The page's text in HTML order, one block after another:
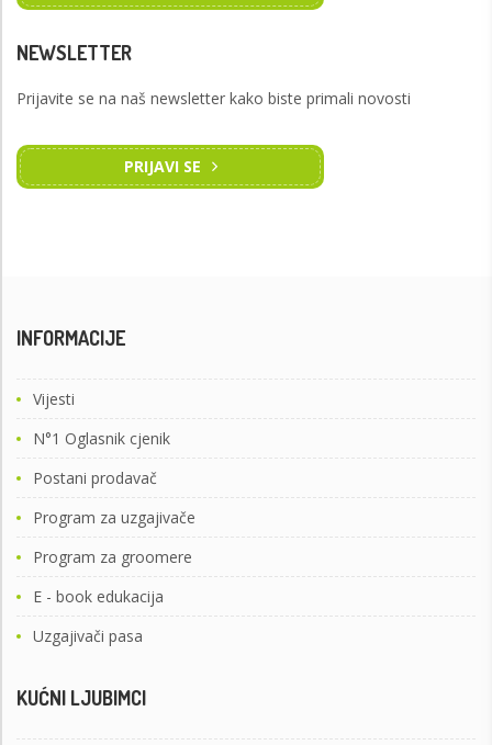
NEWSLETTER
Prijavite se na naš newsletter kako biste primali novosti
PRIJAVI SE
INFORMACIJE
Vijesti
N°1 Oglasnik cjenik
Postani prodavač
Program za uzgajivače
Program za groomere
E - book edukacija
Uzgajivači pasa
KUĆNI LJUBIMCI